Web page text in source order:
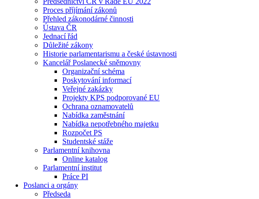
Proces příjímání zákonů
Přehled zákonodárné činnosti
Ústava ČR
Jednací řád
Důležité zákony
Historie parlamentarismu a české ústavnosti
Kancelář Poslanecké sněmovny
Organizační schéma
Poskytování informací
Veřejné zakázky
Projekty KPS podporované EU
Ochrana oznamovatelů
Nabídka zaměstnání
Nabídka nepotřebného majetku
Rozpočet PS
Studentské stáže
Parlamentní knihovna
Online katalog
Parlamentní institut
Práce PI
Poslanci a orgány
Předseda